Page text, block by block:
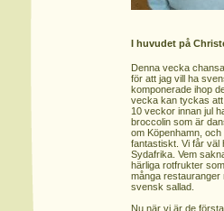
I huvudet på
Denna vecka
för att jag vill ha
komponerade ihop
vecka kan tyckas
10 veckor innan jul
broccolin som är
om Köpenhamn,
fantastiskt. Vi får väl
Sydafrika. Vem
härliga rotfrukter
många
svensk sallad.
Nu när vi är de